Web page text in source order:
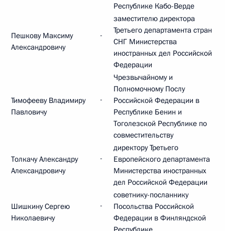
Республике Кабо-Верде
Пешкову Максиму
Александровичу
-
заместителю директора
Третьего департамента стран
СНГ Министерства
иностранных дел Российской
Федерации
Тимофееву Владимиру
Павловичу
-
Чрезвычайному и
Полномочному Послу
Российской Федерации в
Республике Бенин и
Тоголезской Республике по
совместительству
Толкачу Александру
Александровичу
-
директору Третьего
Европейского департамента
Министерства иностранных
дел Российской Федерации
Шишкину Сергею
Николаевичу
-
советнику-посланнику
Посольства Российской
Федерации в Финляндской